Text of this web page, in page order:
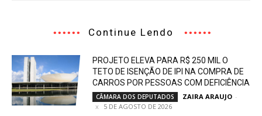
Continue Lendo
PROJETO ELEVA PARA R$ 250 MIL O
TETO DE ISENÇÃO DE IPI NA COMPRA DE
CARROS POR PESSOAS COM DEFICIÊNCIA
CÂMARA DOS DEPUTADOS ZAIRA ARAUJO -
5 DE AGOSTO DE 2026